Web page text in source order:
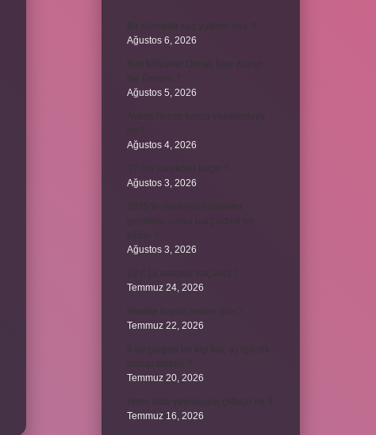
Ağustos 6, 2026
Ağustos 5, 2026
Ağustos 4, 2026
Ağustos 3, 2026
Ağustos 3, 2026
Temmuz 24, 2026
Temmuz 22, 2026
Temmuz 20, 2026
Temmuz 16, 2026